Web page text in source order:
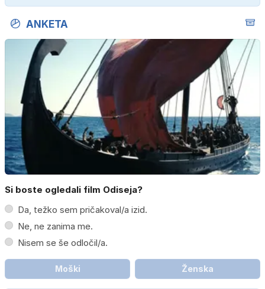
ANKETA
Si boste ogledali film Odiseja?
Da, težko sem pričakoval/a izid.
Ne, ne zanima me.
Nisem se še odločil/a.
Moški Ženska